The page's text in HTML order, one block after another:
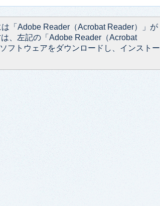
「Adobe Reader（Acrobat Reader）」が
、左記の「Adobe Reader（Acrobat
フトウェアをダウンロードし、インストー